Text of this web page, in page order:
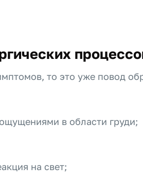
то это уже повод
в области груди;
на свет;